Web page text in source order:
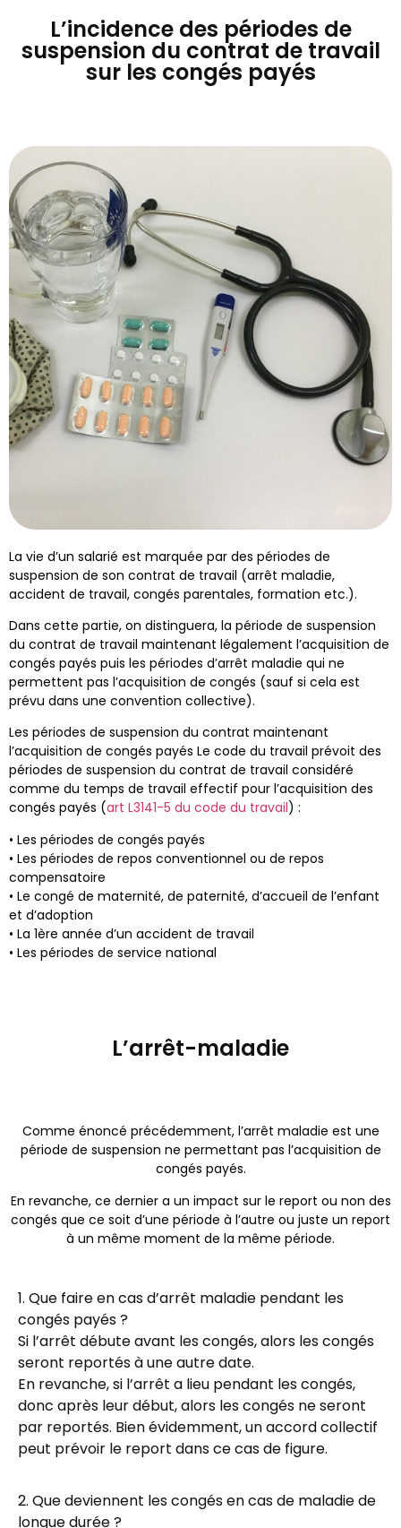
L’incidence des périodes de
suspension du contrat de travail
sur les congés payés
La vie d’un salarié est marquée par des périodes de
suspension de son contrat de travail (arrêt maladie,
accident de travail, congés parentales, formation etc.).
Dans cette partie, on distinguera, la période de suspension
du contrat de travail maintenant légalement l’acquisition de
congés payés puis les périodes d’arrêt maladie qui ne
permettent pas l’acquisition de congés (sauf si cela est
prévu dans une convention collective).
Les périodes de suspension du contrat maintenant
l’acquisition de congés payés Le code du travail prévoit des
périodes de suspension du contrat de travail considéré
comme du temps de travail effectif pour l’acquisition des
congés payés (art L3141-5 du code du travail) :
• Les périodes de congés payés
• Les périodes de repos conventionnel ou de repos
compensatoire
• Le congé de maternité, de paternité, d’accueil de l’enfant
et d’adoption
• La 1ère année d’un accident de travail
• Les périodes de service national
L’arrêt-maladie
Comme énoncé précédemment, l’arrêt maladie est une
période de suspension ne permettant pas l’acquisition de
congés payés.
En revanche, ce dernier a un impact sur le report ou non des
congés que ce soit d’une période à l’autre ou juste un report
à un même moment de la même période.
1. Que faire en cas d’arrêt maladie pendant les
congés payés ?
Si l’arrêt débute avant les congés, alors les congés
seront reportés à une autre date.
En revanche, si l’arrêt a lieu pendant les congés,
donc après leur début, alors les congés ne seront
par reportés. Bien évidemment, un accord collectif
peut prévoir le report dans ce cas de figure.
2. Que deviennent les congés en cas de maladie de
longue durée ?